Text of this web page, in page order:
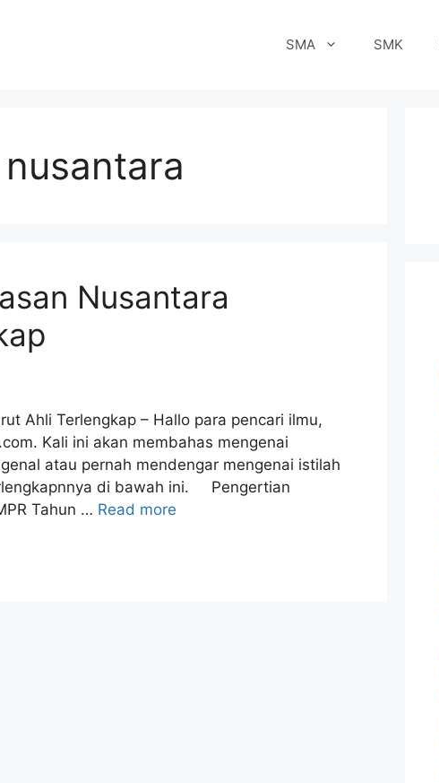
SMA SMK
Nusantara
Ahli Terlengkap – Hallo para pencari ilmu,
Kali ini akan membahas mengenai
atau pernah mendengar mengenai istilah
di bawah ini. Pengertian
Tahun … Read more